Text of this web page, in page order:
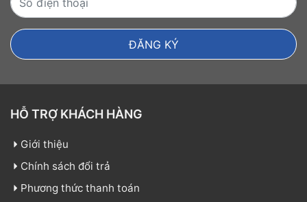
HỖ TRỢ KHÁCH HÀNG
Giới thiệu
Chính sách đổi trả
Phương thức thanh toán